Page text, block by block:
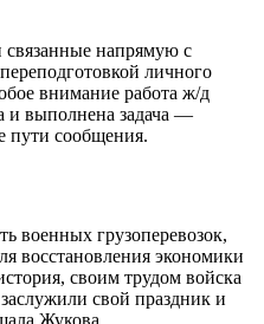
связанные напрямую с
личного
внимание работа ж/д
и выполнена задача —
пути сообщения.
военных грузоперевозок,
восстановления экономики
своим трудом войска
свой праздник и
Жукова.